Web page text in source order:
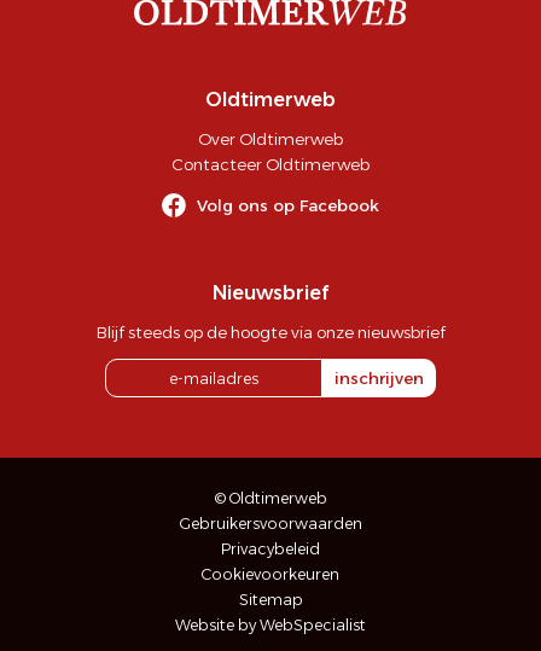
Oldtimerweb
Over Oldtimerweb
Contacteer Oldtimerweb
Volg ons op Facebook
Nieuwsbrief
Blijf steeds op de hoogte via onze nieuwsbrief
inschrijven
© Oldtimerweb
Gebruikersvoorwaarden
Privacybeleid
Cookievoorkeuren
Sitemap
Website by WebSpecialist